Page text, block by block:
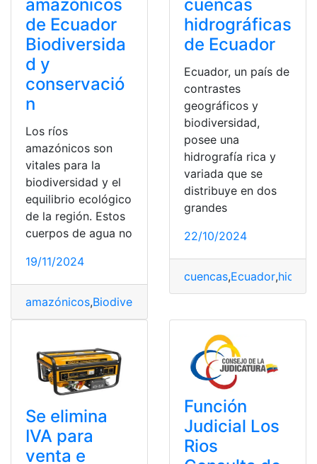
amazónicos
de Ecuador
Biodiversida
d y
conservació
n
Los ríos
amazónicos son
vitales para la
biodiversidad y el
equilibrio ecológico
de la región. Estos
cuerpos de agua no
19/11/2024
amazónicos,Biodiversidad
cuencas
hidrográficas
de Ecuador
Ecuador, un país de
contrastes
geográficos y
biodiversidad,
posee una
hidrografía rica y
variada que se
distribuye en dos
grandes
22/10/2024
cuencas,Ecuador,
Se elimina
IVA para
venta e
Función
Judicial Los
Rios